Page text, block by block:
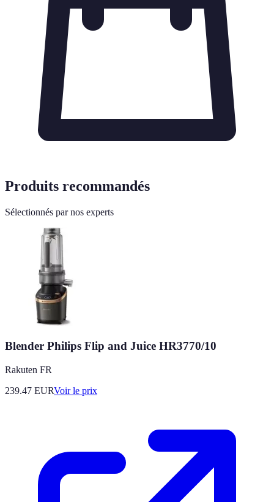
Produits recommandés
Sélectionnés par nos experts
Blender Philips Flip and Juice HR3770/10
Rakuten FR
239.47 EURVoir le prix